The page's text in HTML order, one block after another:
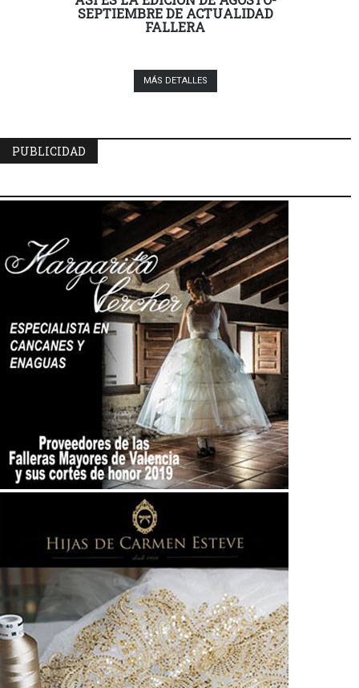
SEPTIEMBRE DE ACTUALIDAD
FALLERA
MÁS DETALLES
PUBLICIDAD